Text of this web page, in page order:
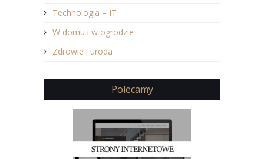
Technologia – IT
W domu i w ogrodzie
Zdrowie i uroda
Polecamy